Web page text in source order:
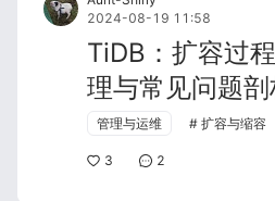
2024-08-19 11:58
TiDB：扩容过
理与常见问题
管理与运维 扩容与缩容
3 2